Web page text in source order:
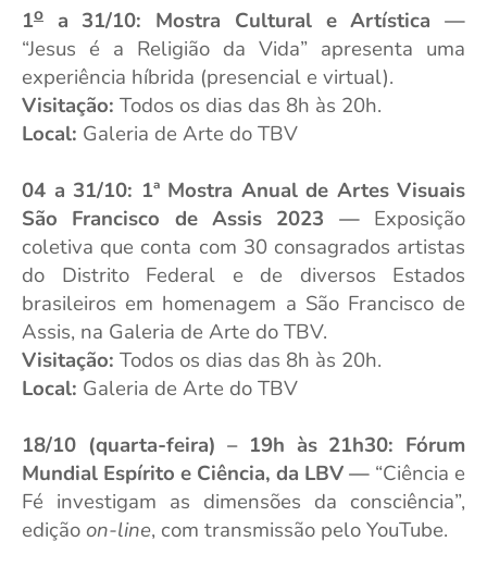
1o a 31/10: Mostra Cultural e Artística —
“Jesus é a Religião da Vida” apresenta uma
experiência híbrida (presencial e virtual).
Visitação: Todos os dias das 8h às 20h.
Local: Galeria de Arte do TBV
04 a 31/10: 1ª Mostra Anual de Artes Visuais
São Francisco de Assis 2023 — Exposição
coletiva que conta com 30 consagrados artistas
do Distrito Federal e de diversos Estados
brasileiros em homenagem a São Francisco de
Assis, na Galeria de Arte do TBV.
Visitação: Todos os dias das 8h às 20h.
Local: Galeria de Arte do TBV
18/10 (quarta-feira) – 19h às 21h30: Fórum
Mundial Espírito e Ciência, da LBV — “Ciência e
Fé investigam as dimensões da consciência”,
edição on-line, com transmissão pelo YouTube.